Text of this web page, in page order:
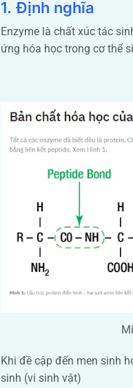
1. Định nghĩa
Enzyme là chất xúc tác
ứng hóa học trong cơ thể
Khi đề cập đến men sinh
sinh (vi sinh vật)